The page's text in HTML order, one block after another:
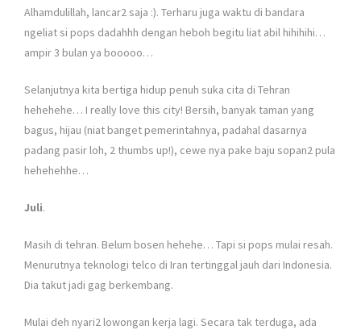
Alhamdulillah, lancar2 saja :). Terharu juga waktu di bandara
ngeliat si pops dadahhh dengan heboh begitu liat abil hihihihi…
ampir 3 bulan ya booooo…
Selanjutnya kita bertiga hidup penuh suka cita di Tehran
hehehehe… I really love this city! Bersih, banyak taman yang
bagus, hijau (niat banget pemerintahnya, padahal dasarnya
padang pasir loh, 2 thumbs up!), cewe nya pake baju sopan2 pula
hehehehhe…
Juli.
Masih di tehran. Belum bosen hehehe… Tapi si pops mulai resah.
Menurutnya teknologi telco di Iran tertinggal jauh dari Indonesia.
Dia takut jadi gag berkembang.
Mulai deh nyari2 lowongan kerja lagi. Secara tak terduga, ada